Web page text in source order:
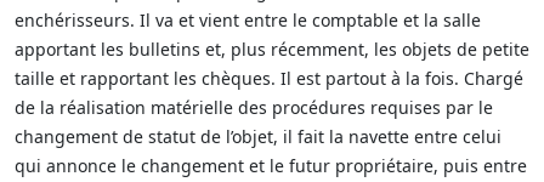
enchérisseurs. Il va et vient entre le comptable et la salle
apportant les bulletins et, plus récemment, les objets de petite
taille et rapportant les chèques. Il est partout à la fois. Chargé
de la réalisation matérielle des procédures requises par le
changement de statut de l’objet, il fait la navette entre celui
qui annonce le changement et le futur propriétaire, puis entre